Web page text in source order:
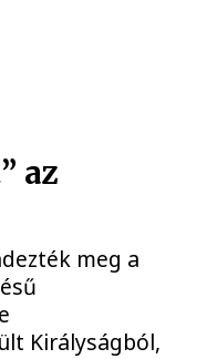
az
meg a
Királyságból,